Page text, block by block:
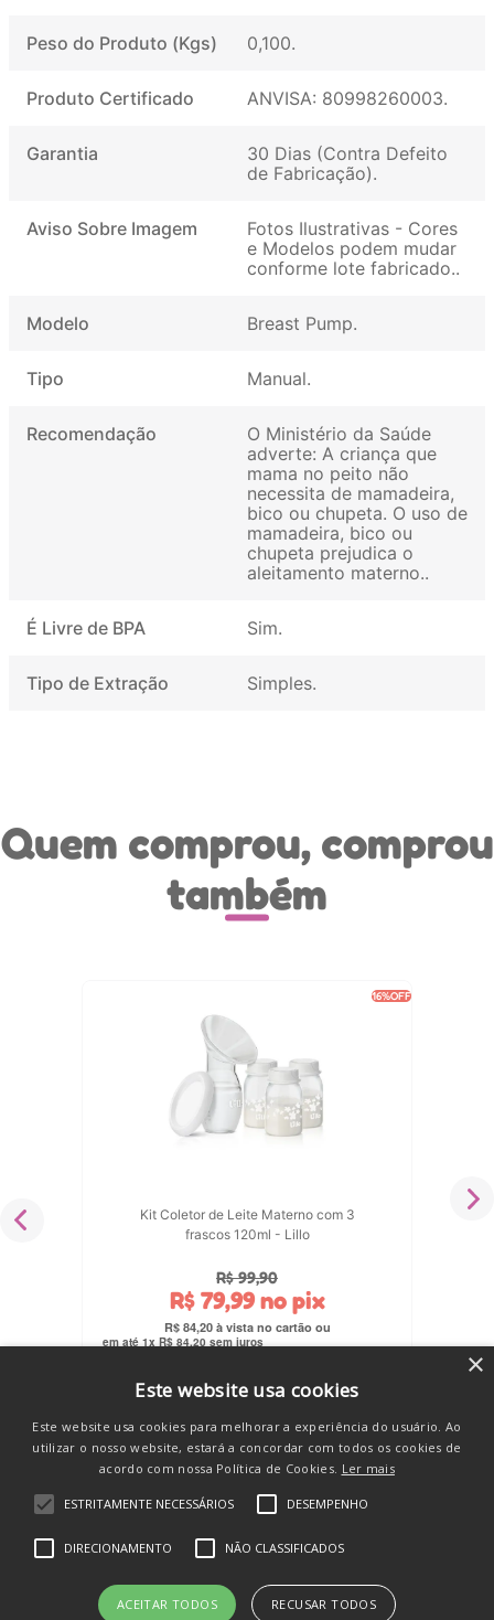
Peso do Produto (Kgs) 0,100
Produto Certificado ANVISA: 80998260003
Garantia
30 Dias (Contra Defeito
de Fabricação)
Aviso Sobre Imagem
Fotos Ilustrativas - Cores
e Modelos podem mudar
conforme lote fabricado.
Modelo Breast Pump
Tipo Manual
Recomendação
O Ministério da Saúde
adverte: A criança que
mama no peito não
necessita de mamadeira,
bico ou chupeta. O uso de
mamadeira, bico ou
chupeta prejudica o
aleitamento materno.
É Livre de BPA Sim
Tipo de Extração Simples
Quem comprou, comprou
também
16%OFF
Kit Coletor de Leite Materno com 3
frascos 120ml - Lillo
R$ 99,90
R$ 79,99no pix
R$ 84,20
em até 1x R$ 84,20 sem juros
COMPRAR
SE INSCREVA E RECEBA
novidades e promos
×
Este website usa cookies
Este website usa cookies para melhorar a experiência do usuário. Ao
utilizar o nosso website, estará a concordar com todos os cookies de
acordo com nossa Política de Cookies. Ler mais
ESTRITAMENTE NECESSÁRIOS DESEMPENHO
DIRECIONAMENTO NÃO CLASSIFICADOS
ACEITAR TODOS RECUSAR TODOS